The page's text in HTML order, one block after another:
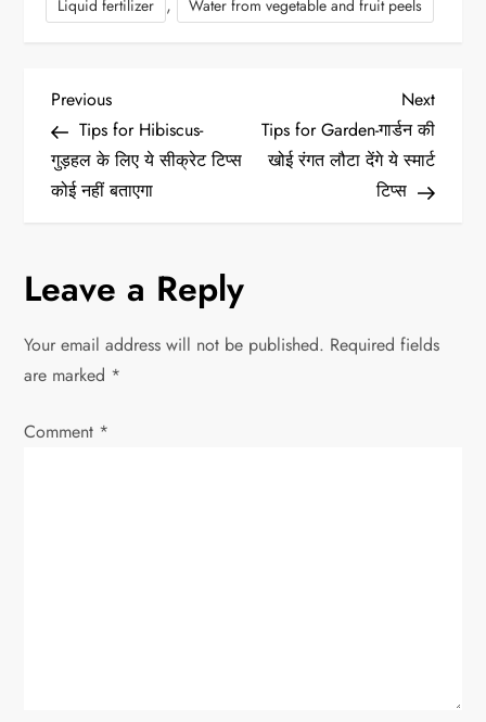
Liquid fertilizer , Water from vegetable and fruit peels
P
o
s
n
a
v
Previous
Post
Previous
Tips for Hibiscus-
गुड़हल के लिए ये सीक्रेट टिप्स
कोई नहीं बताएगा
Next
Post
Next
Tips for Garden-गार्डन की
खोई रंगत लौटा देंगे ये स्मार्ट
टिप्स
Leave a Reply
Your email address will not be published. Required fields
are marked *
Comment *